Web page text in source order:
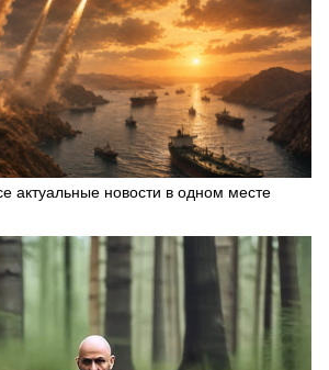
актуальные новости в одном месте